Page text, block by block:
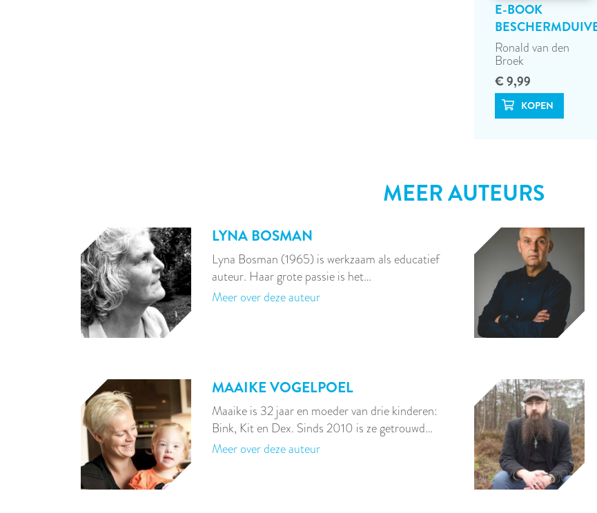
E-BOOK
Ronald van den
Broek
€ 9,99
MEER AUTEURS
LYNA BOSMAN
Lyna Bosman (1965) is werkzaam als educatief
auteur. Haar grote passie is het…
Meer over deze auteur
MAAIKE VOGELPOEL
Maaike is 32 jaar en moeder van drie kinderen:
Bink, Kit en Dex. Sinds 2010 is ze getrouwd…
Meer over deze auteur